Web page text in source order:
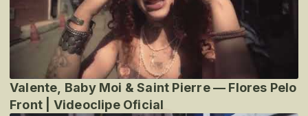
Valente, Baby Moi & Saint Pierre — Flores Pelo
Front | Videoclipe Oficial